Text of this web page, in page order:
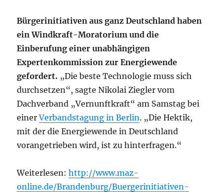
Bürgerinitiativen aus ganz Deutschland haben
ein Windkraft-Moratorium und die
Einberufung einer unabhängigen
Expertenkommission zur Energiewende
gefordert. „Die beste Technologie muss sich
durchsetzen“, sagte Nikolai Ziegler vom
Dachverband „Vernunftkraft“ am Samstag bei
einerVerbandstagung in Berlin. „Die Hektik,
mit der die Energiewende in Deutschland
vorangetrieben wird, ist zu hinterfragen.“
Weiterlesen:http://www.maz-
online.de/Brandenburg/Buergerinitiativen-